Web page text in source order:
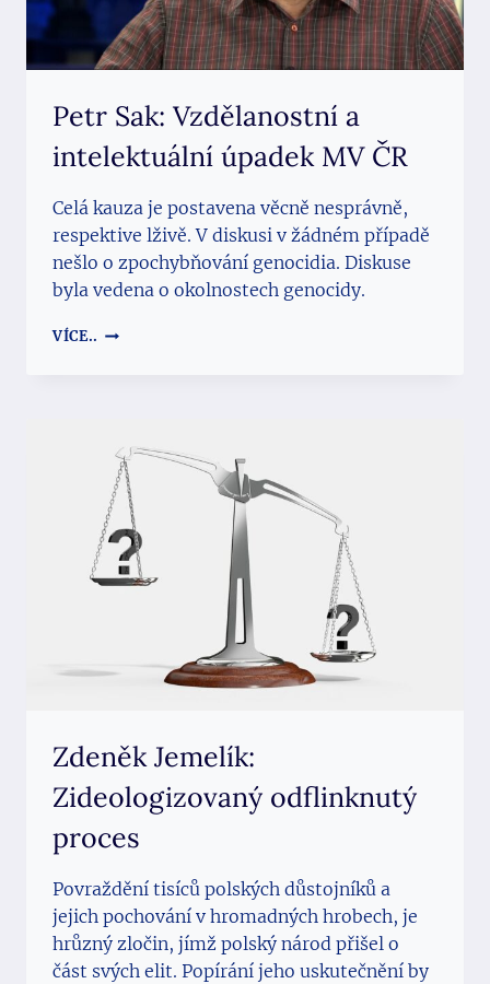
Petr Sak: Vzdělanostní a
intelektuální úpadek MV ČR
Celá kauza je postavena věcně nesprávně,
respektive lživě. V diskusi v žádném případě
nešlo o zpochybňování genocidia. Diskuse
byla vedena o okolnostech genocidy.
VÍCE.. PETR
MV
ČR
Zdeněk Jemelík:
Zideologizovaný odflinknutý
proces
Povraždění tisíců polských důstojníků a
jejich pochování v hromadných hrobech, je
hrůzný zločin, jímž polský národ přišel o
část svých elit. Popírání jeho uskutečnění by